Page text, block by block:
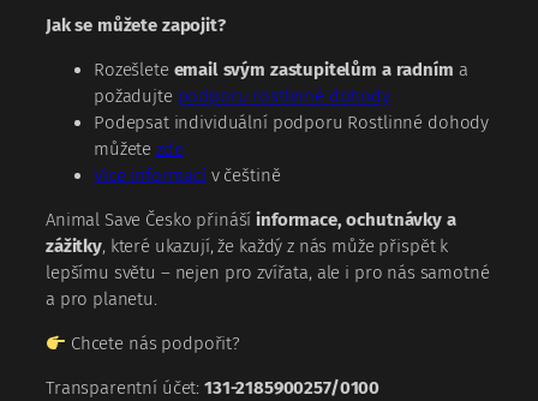
Jak se můžete zapojit?
Rozešlete email svým zastupitelům a radním a
požadujte podporu rostlinné dohody
Podepsat individuální podporu Rostlinné dohody
můžete zde
Více informacív češtině
Animal Save Česko přinášíinformace, ochutnávky a
zážitky, které ukazují, že každý z nás může přispět k
lepšímu světu – nejen pro zvířata, ale i pro nás samotné
a pro planetu.
Chcete nás podpořit?
Transparentní účet: 131-2185900257/0100